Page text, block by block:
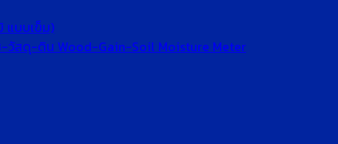
แบบเข็ม)
วัสดุ-ดิน Wood-Gain-Soil Moisture Meter